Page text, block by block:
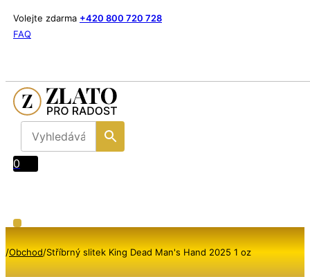
Volejte zdarma +420 800 720 728
FAQ
0
/Obchod/Stříbrný slitek King Dead Man's Hand 2025 1 oz